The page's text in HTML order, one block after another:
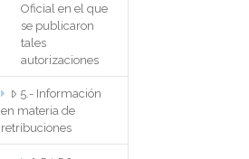
Oficial en el que
se publicaron
tales
autorizaciones
5.- Información
en materia de
retribuciones